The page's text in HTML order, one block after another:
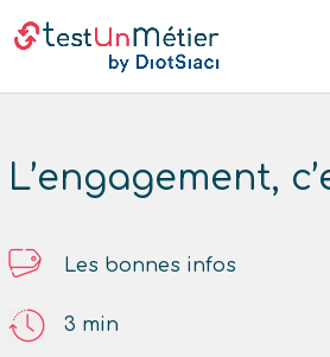
L’engagement,
Les bonnes infos
3 min